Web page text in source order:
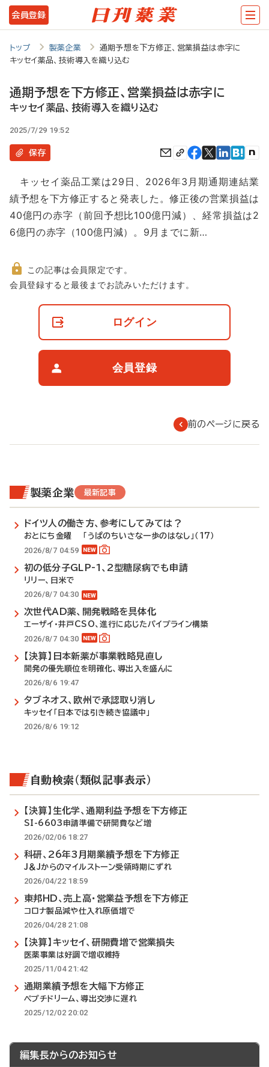
メ
イ
テ
ツ
に
動
会員登録
トップ 製薬企業
通期予想を下方修正、営業損益は赤字に
キッセイ薬品、技術導入を織り込む
通期予想を下方修正、営業損益は赤字に
キッセイ薬品、技術導入を織り込む
2025/7/29 19:52
保存
キッセイ薬品工業は29日、2026年3月期通期連結業
績予想を下方修正すると発表した。修正後の営業損益は
40億円の赤字（前回予想比100億円減）、経常損益は2
6億円の赤字（100億円減）。9月までに新…
非
この記事は会員限定です。
会員登録すると最後までお読みいただけます。
ログイン
会員登録
前のページに戻る
製薬企業 最新記事
ドイツ人の働き方、参考にしてみては？
おとにち金曜 「うぱのちいさな一歩のはなし」（17）
2026/8/7 04:59
初の低分子GLP-1、2型糖尿病でも申請
リリー、日米で
2026/8/7 04:30
次世代AD薬、開発戦略を具体化
エーザイ・井戸CSO、進行に応じたパイプライン構築
2026/8/7 04:30
【決算】日本新薬が事業戦略見直し
開発の優先順位を明確化、導出入を盛んに
2026/8/6 19:47
タブネオス、欧州で承認取り消し
キッセイ「日本では引き続き協議中」
2026/8/6 19:12
自動検索（類似記事表示）
【決算】生化学、通期利益予想を下方修正
SI-6603申請準備で研開費など増
2026/02/06 18:27
科研、26年3月期業績予想を下方修正
J＆Jからのマイルストーン受領時期にずれ
2026/04/22 18:59
東邦HD、売上高・営業益予想を下方修正
コロナ製品減や仕入れ原価増で
2026/04/28 21:08
【決算】キッセイ、研開費増で営業損失
医薬事業は好調で増収維持
2025/11/04 21:42
通期業績予想を大幅下方修正
ペプチドリーム、導出交渉に遅れ
2025/12/02 20:02
編集長からのお知らせ